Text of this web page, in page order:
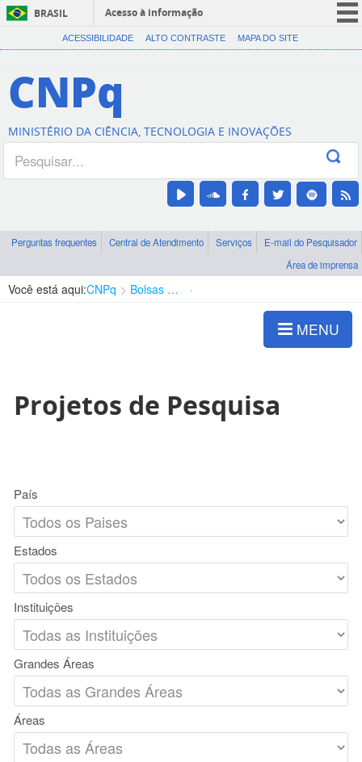
BRASIL
Acesso à informação
CORONAVÍRUS (COVID-19)
Canais
ACESSIBILIDADE ALTO CONTRASTE MAPA DO SITE
CNPq
MINISTÉRIO DA CIÊNCIA, TECNOLOGIA E INOVAÇÕES
Perguntas frequentes Central de Atendimento Serviços
E-mail do Pesquisador
Área de imprensa
Você está aqui:CNPq Bolsas e Auxílios Vigentes
MENU
Projetos de Pesquisa
País
Estados
Instituições
Grandes Áreas
Áreas